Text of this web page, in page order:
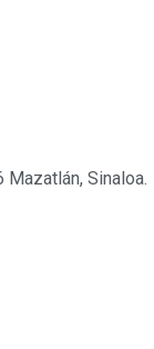
Mazatlán, Sinaloa.